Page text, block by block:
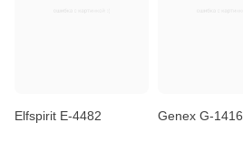
Elfspirit E-4482 Genex G-1416